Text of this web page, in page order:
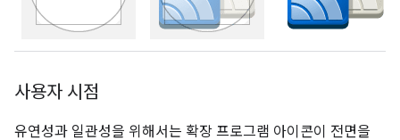
사용자 시점
유연성과 일관성을 위해서는 확장 프로그램 아이콘이 전면을